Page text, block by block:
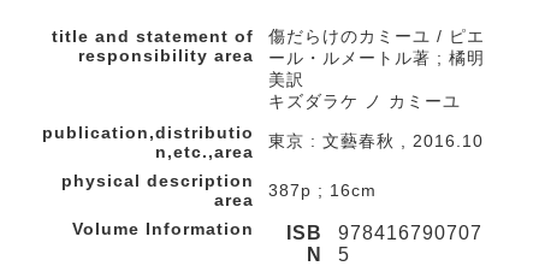
title and statement of
responsibility area
傷だらけのカミーユ / ピエ
ール・ルメートル著 ; 橘明
美訳
キズダラケ ノ カミーユ
publication,distributio
n,etc.,area
東京 : 文藝春秋 , 2016.10
physical description
area
387p ; 16cm
Volume Information
ISB
N
978416790707
5